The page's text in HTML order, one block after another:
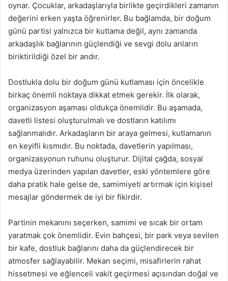
oynar. Çocuklar, arkadaşlarıyla birlikte geçirdikleri zamanın
değerini erken yaşta öğrenirler. Bu bağlamda, bir doğum
günü partisi yalnızca bir kutlama değil, aynı zamanda
arkadaşlık bağlarının güçlendiği ve sevgi dolu anların
biriktirildiği özel bir andır.
Dostlukla dolu bir doğum günü kutlaması için öncelikle
birkaç önemli noktaya dikkat etmek gerekir. İlk olarak,
organizasyon aşaması oldukça önemlidir. Bu aşamada,
davetli listesi oluşturulmalı ve dostların katılımı
sağlanmalıdır. Arkadaşların bir araya gelmesi, kutlamanın
en keyifli kısmıdır. Bu noktada, davetlerin yapılması,
organizasyonun ruhunu oluşturur. Dijital çağda, sosyal
medya üzerinden yapılan davetler, eski yöntemlere göre
daha pratik hale gelse de, samimiyeti artırmak için kişisel
mesajlar göndermek de iyi bir fikirdir.
Partinin mekanını seçerken, samimi ve sıcak bir ortam
yaratmak çok önemlidir. Evin bahçesi, bir park veya sevilen
bir kafe, dostluk bağlarını daha da güçlendirecek bir
atmosfer sağlayabilir. Mekan seçimi, misafirlerin rahat
hissetmesi ve eğlenceli vakit geçirmesi açısından doğal ve